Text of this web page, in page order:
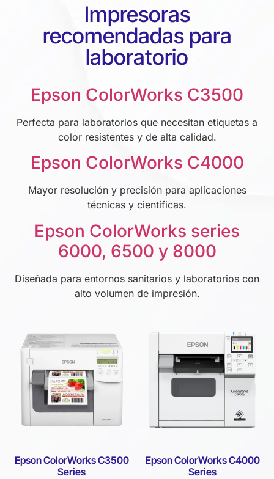
Impresoras
recomendadas para
laboratorio
Epson ColorWorks C3500
Perfecta para laboratorios que necesitan etiquetas a
color resistentes y de alta calidad.
Epson ColorWorks C4000
Mayor resolución y precisión para aplicaciones
técnicas y científicas.
Epson ColorWorks series
6000, 6500 y 8000
Diseñada para entornos sanitarios y laboratorios con
alto volumen de impresión.
Epson ColorWorks C3500
Series
Epson ColorWorks C4000
Series